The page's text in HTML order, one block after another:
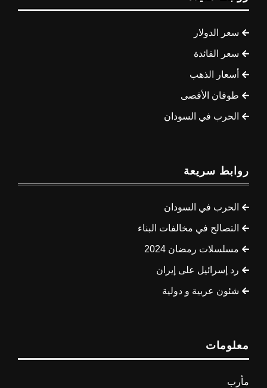
سعر الدولار
سعر الفائدة
أسعار الذهب
طوفان الأقصى
الحرب في السودان
روابط سريعة
الحرب في السودان
التصالح في مخالفات البناء
مسلسلات رمضان 2024
رد إسرائيل على إيران
شئون عربية و دولية
معلومات
مأرب